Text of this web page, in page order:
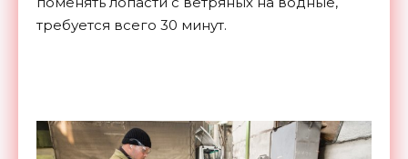
требуется всего 30 минут.